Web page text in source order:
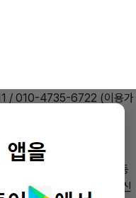
/ 010-4735-6722 (이용가
대표자: 김원종 | 사업자등
6218 | 통신판매업신